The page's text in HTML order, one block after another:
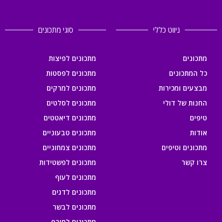
ניווט כללי
מתכונים
כל המתכונים
מבצעים ומכירות
החנות של דולי
טיפים
אודות
מתכונים וטיפים
צרו קשר
סוגי מתכונים
מתכונים לפיצות
מתכונים לפסטות
מתכונים למרקים
מתכונים לסלטים
מתכונים דיאטטים
מתכונים טבעוניים
מתכונים צמחוניים
מתכונים לפשטידות
מתכונים לעוף
מתכונים לדגים
מתכונים לבשר